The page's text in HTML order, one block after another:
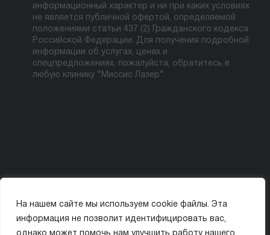
На нашем сайте мы используем cookie файлы. Эта
информация не позволит идентифицировать вас,
информационный характер и ни при каких условиях
не является публичной офертой, определяемой
положениями статьи 437 (2) Гражданского кодекса
Российской Федерации. Для получения подробной
информации об услугах, ценах и
спецпредложениях, пожалуйста, обратитесь в
любую клинику "Миссис Лазер".
© ООО «МИССИС ЛЭ»